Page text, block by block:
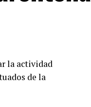
la actividad
de la